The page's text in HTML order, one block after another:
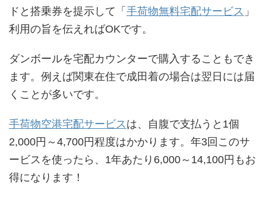
ドと搭乗券を提示して「 手荷物無料宅配サービス 」
利用の旨を伝えればOKです。
ダンボールを宅配カウンターで購入することもでき
ます。例えば関東在住で成田着の場合は翌日には届
くことが多いです。
手荷物空港宅配サービス は、自腹で支払うと1個
2,000円～4,700円程度はかかります。年3回このサ
ービスを使ったら、1年あたり6,000～14,100円もお
得になります！